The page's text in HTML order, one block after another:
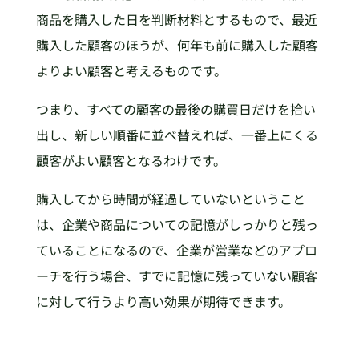
商品を購入した日を判断材料とするもので、最近
購入した顧客のほうが、何年も前に購入した顧客
よりよい顧客と考えるものです。
つまり、すべての顧客の最後の購買日だけを拾い
出し、新しい順番に並べ替えれば、一番上にくる
顧客がよい顧客となるわけです。
購入してから時間が経過していないということ
は、企業や商品についての記憶がしっかりと残っ
ていることになるので、企業が営業などのアプロ
ーチを行う場合、すでに記憶に残っていない顧客
に対して行うより高い効果が期待できます。